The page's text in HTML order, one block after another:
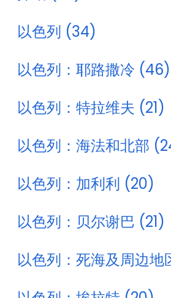
以色列 (34)
以色列：耶路撒冷 (46)
以色列：特拉维夫 (21)
以色列：海法和北部
以色列：加利利 (20)
以色列：贝尔谢巴 (21)
以色列：死海及周边